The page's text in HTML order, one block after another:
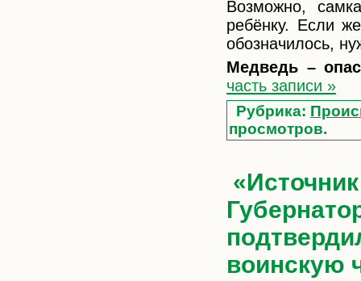
Возможно,
ребёнку. Если
обозначилось,
Медведь –
часть записи »
Рубрика:
просмотров.
воинскую